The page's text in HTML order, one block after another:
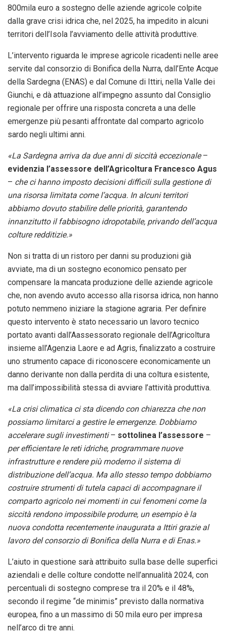
800mila euro a sostegno delle aziende agricole colpite
dalla grave crisi idrica che, nel 2025, ha impedito in alcuni
territori dell’Isola l’avviamento delle attività produttive.
L’intervento riguarda le imprese agricole ricadenti nelle aree
servite dal consorzio di Bonifica della Nurra, dall’Ente Acque
della Sardegna (ENAS) e dal Comune di Ittiri, nella Valle dei
Giunchi, e dà attuazione all’impegno assunto dal Consiglio
regionale per offrire una risposta concreta a una delle
emergenze più pesanti affrontate dal comparto agricolo
sardo negli ultimi anni.
«La Sardegna arriva da due anni di siccità eccezionale–
evidenzia l’assessore dell’Agricoltura Francesco Agus
– che ci hanno imposto decisioni difficili sulla gestione di
una risorsa limitata come l’acqua. In alcuni territori
abbiamo dovuto stabilire delle priorità, garantendo
innanzitutto il fabbisogno idropotabile, privando dell’acqua
colture redditizie.»
Non si tratta di un ristoro per danni su produzioni già
avviate, ma di un sostegno economico pensato per
compensare la mancata produzione delle aziende agricole
che, non avendo avuto accesso alla risorsa idrica, non hanno
potuto nemmeno iniziare la stagione agraria. Per definire
questo intervento è stato necessario un lavoro tecnico
portato avanti dall’Aassessorato regionale dell’Agricoltura
insieme all’Agenzia Laore e ad Agris, finalizzato a costruire
uno strumento capace di riconoscere economicamente un
danno derivante non dalla perdita di una coltura esistente,
ma dall’impossibilità stessa di avviare l’attività produttiva.
«La crisi climatica ci sta dicendo con chiarezza che non
possiamo limitarci a gestire le emergenze. Dobbiamo
accelerare sugli investimenti– sottolinea l’assessore –
per efficientare le reti idriche, programmare nuove
infrastrutture e rendere più moderno il sistema di
distribuzione dell’acqua. Ma allo stesso tempo dobbiamo
costruire strumenti di tutela capaci di accompagnare il
comparto agricolo nei momenti in cui fenomeni come la
siccità rendono impossibile produrre, un esempio è la
nuova condotta recentemente inaugurata a Ittiri grazie al
lavoro del consorzio di Bonifica della Nurra e di Enas.»
L’aiuto in questione sarà attribuito sulla base delle superfici
aziendali e delle colture condotte nell’annualità 2024, con
percentuali di sostegno comprese tra il 20% e il 48%,
secondo il regime “de minimis” previsto dalla normativa
europea, fino a un massimo di 50 mila euro per impresa
nell’arco di tre anni.